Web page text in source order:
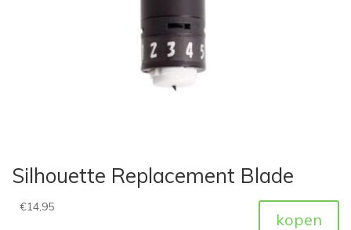
Silhouette Replacement Blade
€14,95
kopen